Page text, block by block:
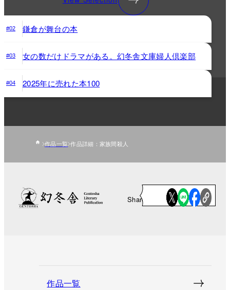
#02 鎌倉が舞台の本
#03 女の数だけドラマがある。幻冬舎文庫婦人倶楽部
#04 2025年に売れた本100
作品一覧 作品詳細：家族間殺人
Share
作品一覧